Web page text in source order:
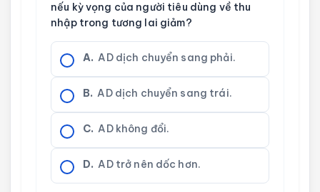
nếu kỳ vọng của người tiêu dùng về thu
nhập trong tương lai giảm?
A. AD dịch chuyển sang phải.
B. AD dịch chuyển sang trái.
C. AD không đổi.
D. AD trở nên dốc hơn.